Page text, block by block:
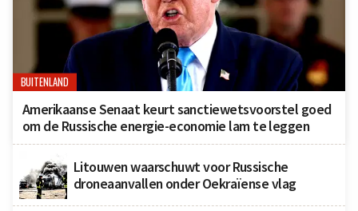
BUITENLAND
Amerikaanse Senaat keurt sanctiewetsvoorstel goed
om de Russische energie-economie lam te leggen
Litouwen waarschuwt voor Russische
droneaanvallen onder Oekraïense vlag